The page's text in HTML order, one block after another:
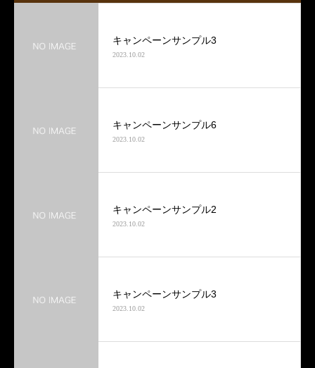
キャンペーンサンプル3
2023.10.02
キャンペーンサンプル6
2023.10.02
キャンペーンサンプル2
2023.10.02
キャンペーンサンプル3
2023.10.02